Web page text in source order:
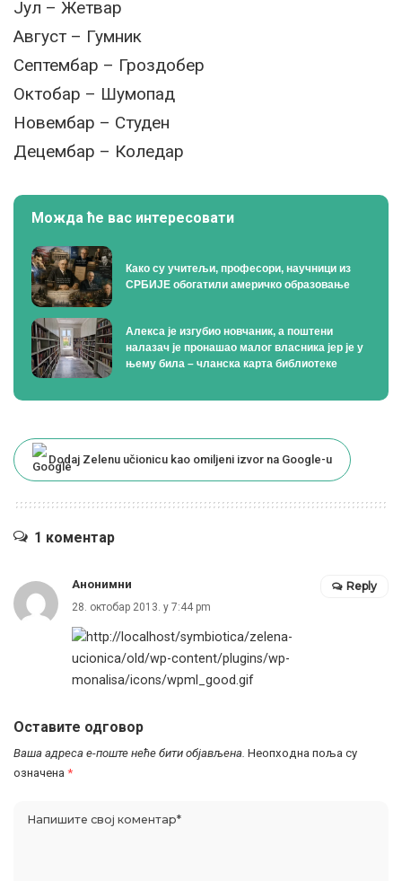
Јул – Жетвар
Август – Гумник
Септембар – Гроздобер
Октобар – Шумопад
Новембар – Студен
Децембар – Коледар
Можда ће вас интересовати
Како су учитељи, професори, научници из
СРБИЈЕ обогатили америчко образовање
Алекса је изгубио новчаник, а поштени
налазач је пронашао малог власника јер је у
њему била – чланска карта библиотеке
Dodaj Zelenu učionicu kao omiljeni izvor na Google-u
1 коментар
Анонимни
28. октобар 2013. у 7:44 pm
Reply
Оставите одговор
Ваша адреса е-поште неће бити објављена. Неопходна поља су
означена *